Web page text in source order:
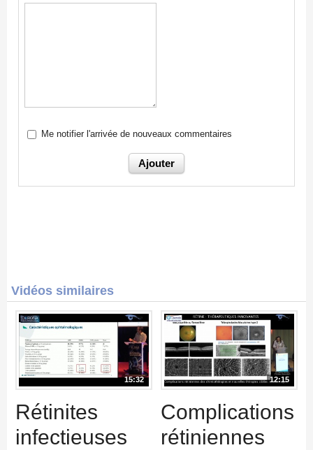
Vidéos similaires
15:32
Rétinites
infectieuses
12:15
Complications
rétiniennes
Me notifier l'arrivée de nouveaux commentaires